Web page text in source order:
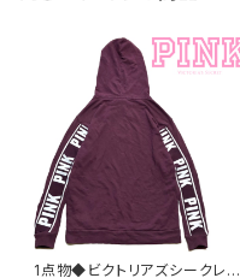
1点物◆ビクトリアズシークレッ